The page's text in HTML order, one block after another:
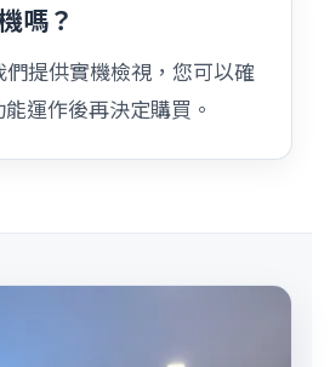
嗎？
們提供實機檢視，您可以確
運作後再決定購買。